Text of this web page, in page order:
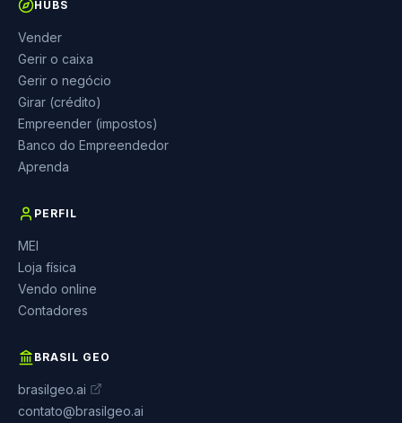
HUBS
Vender
Gerir o caixa
Gerir o negócio
Girar (crédito)
Empreender (impostos)
Banco do Empreendedor
Aprenda
PERFIL
MEI
Loja física
Vendo online
Contadores
BRASIL GEO
brasilgeo.ai
contato@brasilgeo.ai